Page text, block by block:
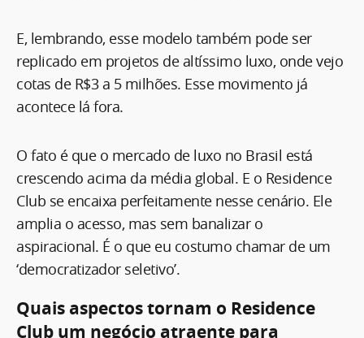
E, lembrando, esse modelo também pode ser
replicado em projetos de altíssimo luxo, onde vejo
cotas de R$3 a 5 milhões. Esse movimento já
acontece lá fora.
O fato é que o mercado de luxo no Brasil está
crescendo acima da média global. E o Residence
Club se encaixa perfeitamente nesse cenário. Ele
amplia o acesso, mas sem banalizar o
aspiracional. É o que eu costumo chamar de um
‘democratizador seletivo’.
Quais aspectos tornam o Residence
Club um negócio atraente para